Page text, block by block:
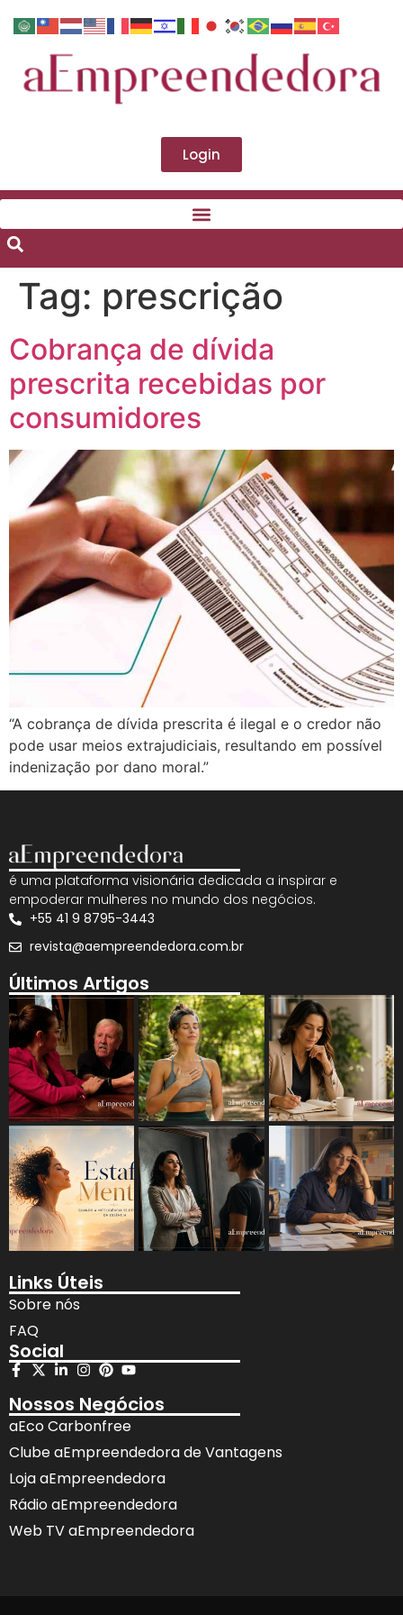
Login
Tag: prescrição
Cobrança de dívida
prescrita recebidas por
consumidores
“A cobrança de dívida prescrita é ilegal e o credor não
pode usar meios extrajudiciais, resultando em possível
indenização por dano moral.”
é uma plataforma visionária dedicada a inspirar e
empoderar mulheres no mundo dos negócios.
+55 41 9 8795-3443
revista@aempreendedora.com.br
Últimos Artigos
Links Úteis
Sobre nós
FAQ
Social
Nossos Negócios
aEco Carbonfree
Clube aEmpreendedora de Vantagens
Loja aEmpreendedora
Rádio aEmpreendedora
Web TV aEmpreendedora